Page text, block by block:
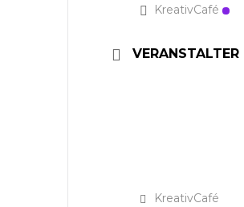
KreativCafé
VERANSTALTER
KreativCafé